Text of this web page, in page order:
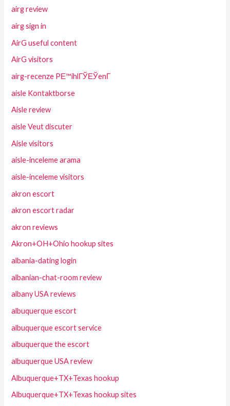
airg review
airg sign in
AirG useful content
AirG visitors
airg-recenze PЕ™ihlГЎЕЎenГ­
aisle Kontaktborse
Aisle review
aisle Veut discuter
Aisle visitors
aisle-inceleme arama
aisle-inceleme visitors
akron escort
akron escort radar
akron reviews
Akron+OH+Ohio hookup sites
albania-dating login
albanian-chat-room review
albany USA reviews
albuquerque escort
albuquerque escort service
albuquerque the escort
albuquerque USA review
Albuquerque+TX+Texas hookup
Albuquerque+TX+Texas hookup sites